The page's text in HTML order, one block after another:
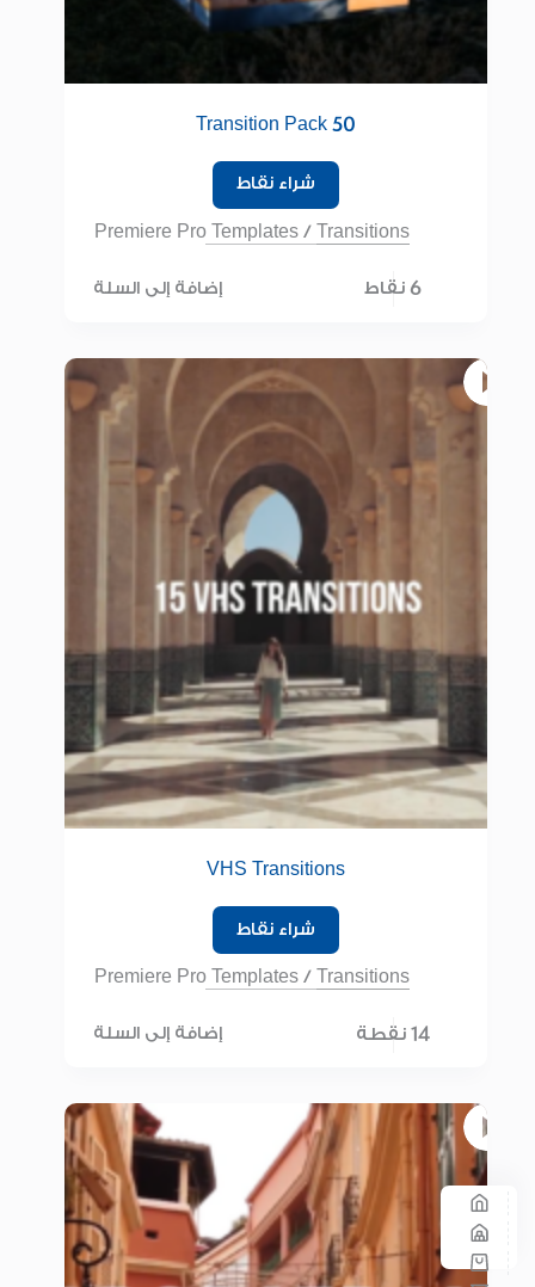
50 Transition Pack
شراء نقاط
Premiere Pro Templates/ Transitions
6 نقاط إضافة إلى السلة
VHS Transitions
شراء نقاط
Premiere Pro Templates/ Transitions
14 نقطة إضافة إلى السلة